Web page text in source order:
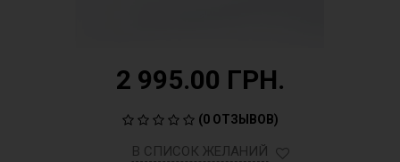
2 995.00 ГРН.
(0 ОТЗЫВОВ)
В СПИСОК ЖЕЛАНИЙ